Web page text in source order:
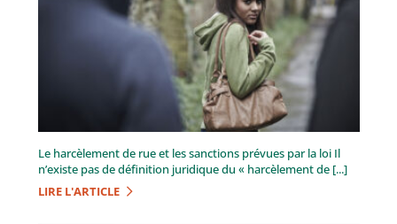
Le harcèlement de rue et les sanctions prévues par la loi Il
n’existe pas de définition juridique du « harcèlement de [...]
LIRE L'ARTICLE